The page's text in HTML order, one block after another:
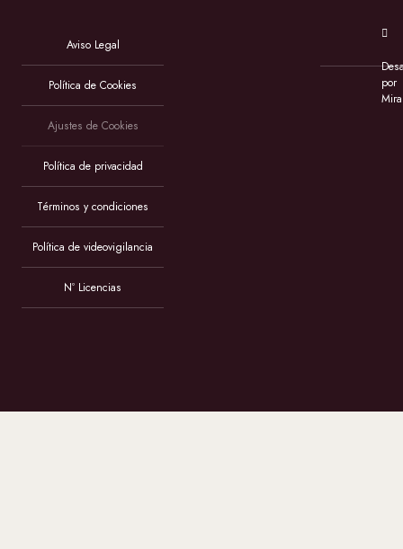
Aviso Legal
Política de Cookies
Ajustes de Cookies
Política de privacidad
Términos y condiciones
Política de videovigilancia
Nº Licencias
por